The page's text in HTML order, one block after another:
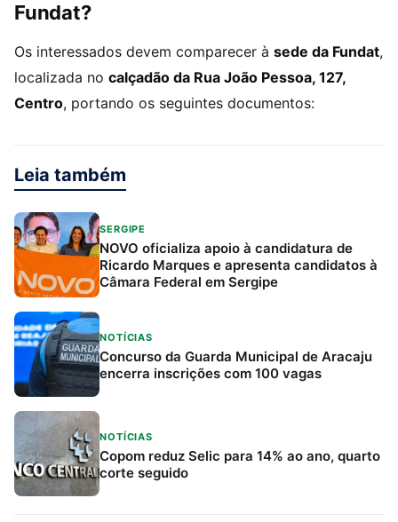
Fundat?
Os interessados devem comparecer à sede da Fundat,
localizada no calçadão da Rua João Pessoa, 127,
Centro, portando os seguintes documentos:
Leia também
SERGIPE
NOVO oficializa apoio à candidatura de
Ricardo Marques e apresenta candidatos à
Câmara Federal em Sergipe
NOTÍCIAS
Concurso da Guarda Municipal de Aracaju
encerra inscrições com 100 vagas
NOTÍCIAS
Copom reduz Selic para 14% ao ano, quarto
corte seguido